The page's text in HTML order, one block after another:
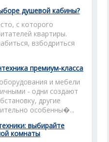
душевой кабины?
с которого
квартиры.
взбодриться
премиум-класса
и мебели
- одни создают
другие
особенны�...
выбирайте
комнаты